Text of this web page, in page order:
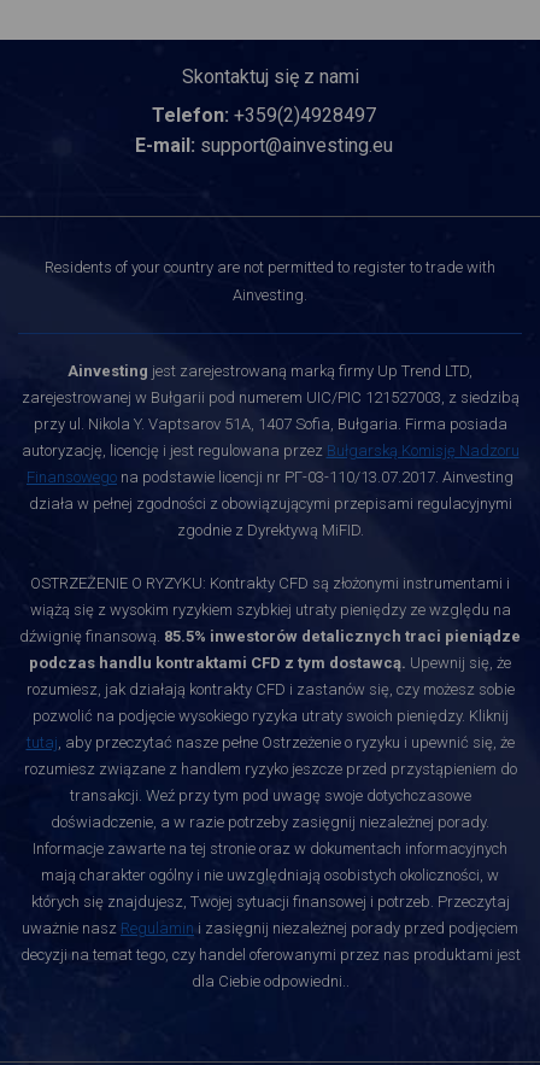
Skontaktuj się z nami
Telefon: +359(2)4928497
E-mail: support@ainvesting.eu
Residents of your country are not permitted to register to trade with
Ainvesting.
Ainvesting jest zarejestrowaną marką firmy Up Trend LTD,
zarejestrowanej w Bułgarii pod numerem UIC/PIC 121527003, z siedzibą
przy ul. Nikola Y. Vaptsarov 51A, 1407 Sofia, Bułgaria. Firma posiada
autoryzację, licencję i jest regulowana przez Bułgarską Komisję Nadzoru
Finansowego na podstawie licencji nr РГ-03-110/13.07.2017. Ainvesting
działa w pełnej zgodności z obowiązującymi przepisami regulacyjnymi
zgodnie z Dyrektywą MiFID.
OSTRZEŻENIE O RYZYKU: Kontrakty CFD są złożonymi instrumentami i
wiążą się z wysokim ryzykiem szybkiej utraty pieniędzy ze względu na
dźwignię finansową. 85.5% inwestorów detalicznych traci pieniądze
podczas handlu kontraktami CFD z tym dostawcą. Upewnij się, że
rozumiesz, jak działają kontrakty CFD i zastanów się, czy możesz sobie
pozwolić na podjęcie wysokiego ryzyka utraty swoich pieniędzy. Kliknij
tutaj, aby przeczytać nasze pełne Ostrzeżenie o ryzyku i upewnić się, że
rozumiesz związane z handlem ryzyko jeszcze przed przystąpieniem do
transakcji. Weź przy tym pod uwagę swoje dotychczasowe
doświadczenie, a w razie potrzeby zasięgnij niezależnej porady.
Informacje zawarte na tej stronie oraz w dokumentach informacyjnych
mają charakter ogólny i nie uwzględniają osobistych okoliczności, w
których się znajdujesz, Twojej sytuacji finansowej i potrzeb. Przeczytaj
uważnie nasz Regulamin i zasięgnij niezależnej porady przed podjęciem
decyzji na temat tego, czy handel oferowanymi przez nas produktami jest
dla Ciebie odpowiedni..